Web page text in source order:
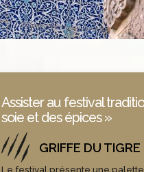
Assister au festival
soie et des épices »
Le festival présente une